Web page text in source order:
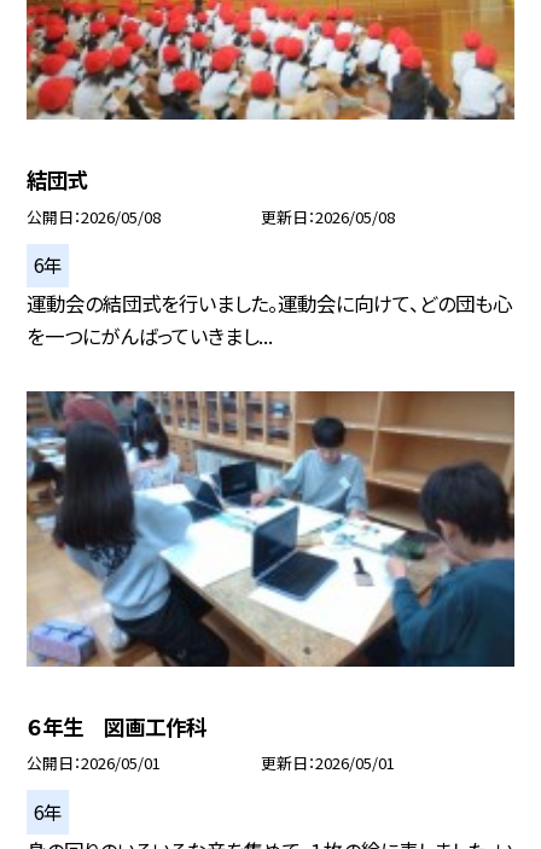
結団式
公開日 2026/05/08 更新日 2026/05/08
6年
運動会の結団式を行いました。運動会に向けて、どの団も心
を一つにがんばっていきまし...
６年生 図画工作科
公開日 2026/05/01 更新日 2026/05/01
6年